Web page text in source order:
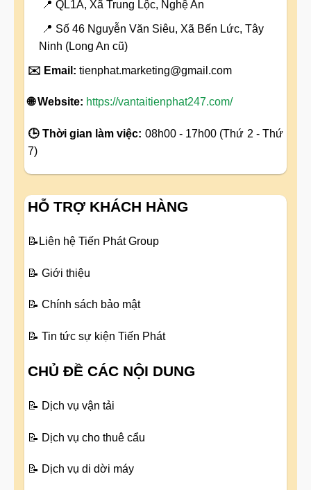
📍 QL1A, Xã Trung Lộc, Nghệ An
📍 Số 46 Nguyễn Văn Siêu, Xã Bến Lức, Tây
Ninh (Long An cũ)
✉️ Email: tienphat.marketing@gmail.com
🌐 Website: https://vantaitienphat247.com/
🕒 Thời gian làm việc: 08h00 - 17h00 (Thứ 2 - Thứ
7)
HỖ TRỢ KHÁCH HÀNG
📝 Liên hệ Tiến Phát Group
📝 Giới thiệu
📝 Chính sách bảo mật
📝 Tin tức sự kiện Tiến Phát
CHỦ ĐỀ CÁC NỘI DUNG
📝 Dịch vụ vận tải
📝 Dịch vụ cho thuê cẩu
📝 Dịch vụ di dời máy